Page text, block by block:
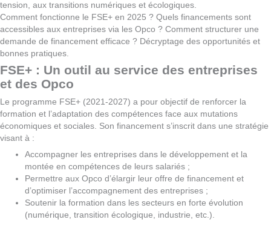
tension, aux transitions numériques et écologiques.
Comment fonctionne le FSE+ en 2025 ? Quels financements sont
accessibles aux entreprises via les Opco ? Comment structurer une
demande de financement efficace ? Décryptage des opportunités et
bonnes pratiques.
FSE+ : Un outil au service des entreprises
et des Opco
Le programme FSE+ (2021-2027) a pour objectif de renforcer la
formation et l’adaptation des compétences face aux mutations
économiques et sociales. Son financement s’inscrit dans une stratégie
visant à :
Accompagner les entreprises dans le développement et la
montée en compétences de leurs salariés ;
Permettre aux Opco d’élargir leur offre de financement et
d’optimiser l’accompagnement des entreprises ;
Soutenir la formation dans les secteurs en forte évolution
(numérique, transition écologique, industrie, etc.).